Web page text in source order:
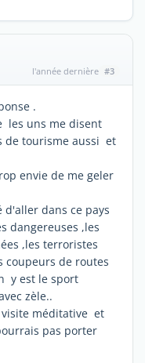
l'année dernière #3
.
les uns me disent
de tourisme aussi et
envie de me geler
dans ce pays
dangereuses ,les
,les terroristes
coupeurs de routes
y est le sport
zèle..
visite méditative et
pas porter